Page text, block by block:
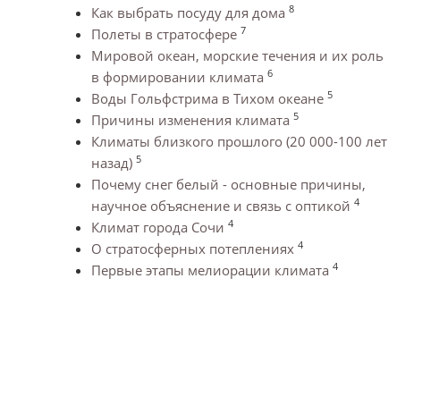
Как выбрать посуду для дома 8
Полеты в стратосфере 7
Мировой океан, морские течения и их роль
в формировании климата 6
Воды Гольфстрима в Тихом океане 5
Причины изменения климата 5
Климаты близкого прошлого (20 000-100 лет
назад) 5
Почему снег белый - основные причины,
научное объяснение и связь с оптикой 4
Климат города Сочи 4
О стратосферных потеплениях 4
Первые этапы мелиорации климата 4